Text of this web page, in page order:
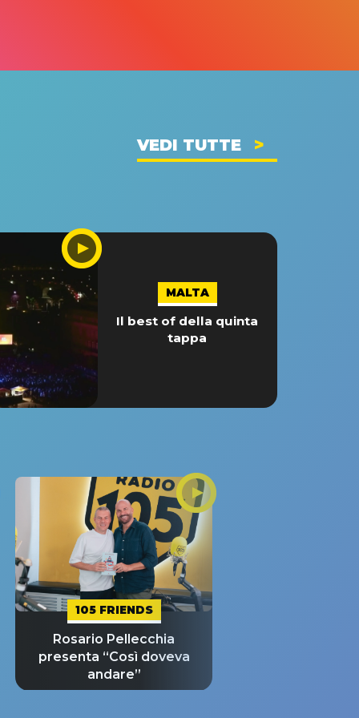
VEDI TUTTE
MALTA
Il best of della quinta
tappa
105 FRIENDS
Rosario Pellecchia
presenta “Così doveva
andare”